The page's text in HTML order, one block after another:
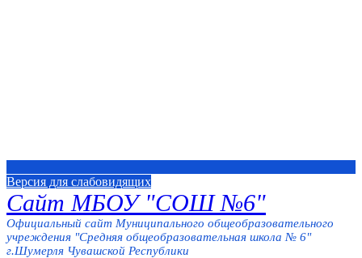
Версия для слабовидящих
Сайт МБОУ "СОШ №6"
Официальный сайт Муниципального общеобразовательного
учреждения "Средняя общеобразовательная школа № 6"
г.Шумерля Чувашской Республики